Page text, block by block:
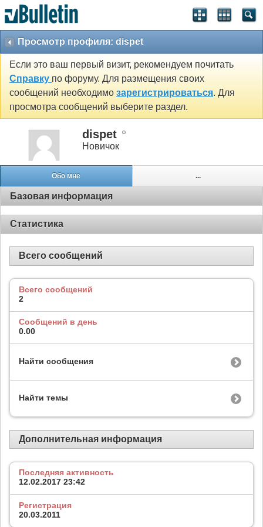
Просмотр профиля: dispet
Если это ваш первый визит, рекомендуем почитать
Справку по форуму. Для размещения своих
сообщений необходимо зарегистрироваться. Для
просмотра сообщений выберите раздел.
dispet
Новичок
Обо мне ...
Базовая информация
Статистика
Всего сообщений
Всего сообщений
2
Сообщений в день
0.00
Найти сообщения
Найти темы
Дополнительная информация
Последняя активность
12.02.2017 23:42
Регистрация
20.03.2011